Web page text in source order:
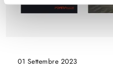
01 Settembre 2023